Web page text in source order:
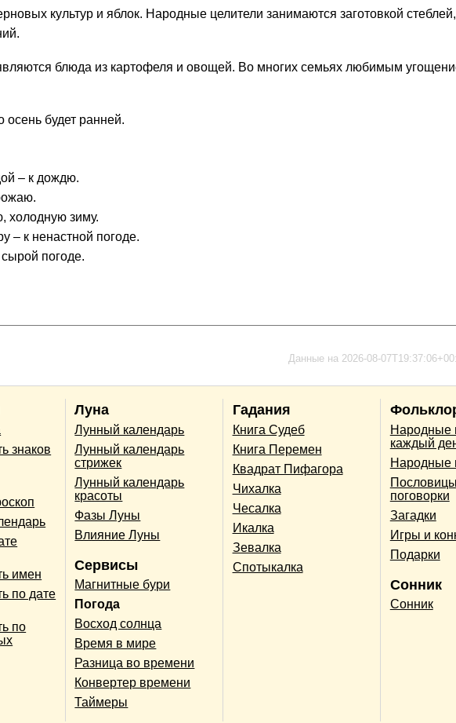
культур и яблок. Народные целители занимаются заготовкой
блюда из картофеля и овощей. Во многих семьях любимым
осень будет ранней.
– к дождю.
холодную зиму.
– к ненастной погоде.
сырой погоде.
Данные на 2026-08-
знаков
имен
по дате
по
Луна
Лунный календарь
Лунный календарь
стрижек
Лунный календарь
красоты
Фазы Луны
Влияние Луны
Сервисы
Магнитные бури
Погода
Восход солнца
Время в мире
Разница во времени
Конвертер времени
Таймеры
Гадания
Книга Судеб
Книга Перемен
Квадрат Пифагора
Чихалка
Чесалка
Икалка
Зевалка
Спотыкалка
Народные
каждый
Народные
поговорки
Загадки
Игры и
Подарки
Сонник
Сонник